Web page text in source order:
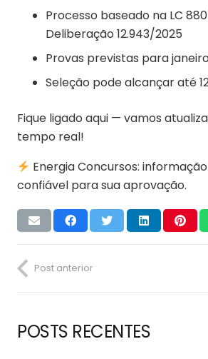
Processo baseado na LC
Deliberação 12.943/2025
Provas previstas para
Seleção pode alcançar até
Fique ligado aqui — vamos
tempo real!
Energia Concursos:
confiável para sua aprovação.
Post anterior
POSTS RECENTES